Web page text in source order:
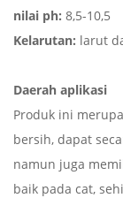
nilai ph: 8,5-10,5
Kelarutan: larut
Daerah aplikasi
Produk ini
bersih, dapat
namun juga
baik pada cat,